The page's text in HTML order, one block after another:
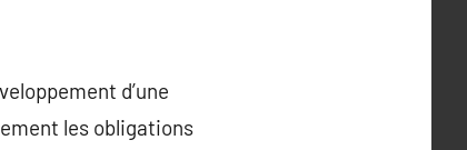
d’une
les obligations